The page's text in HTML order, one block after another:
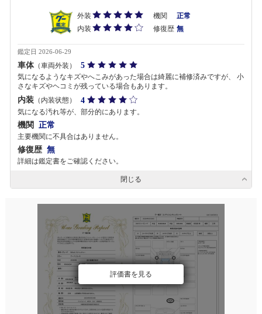
外装 機関
正常
内装
修復歴 無
鑑定日 2026-06-29
車体（車両外装） 5
気になるようなキズやへこみがあった場合は綺麗に補修済みですが、 小
さなキズやヘコミが残っている場合もあります。
内装 （内装状態） 4
気になる汚れ等が、部分的にあります。
機関 正常
主要機関に不具合はありません。
修復歴 無
詳細は鑑定書をご確認ください。
閉じる
評価書を見る